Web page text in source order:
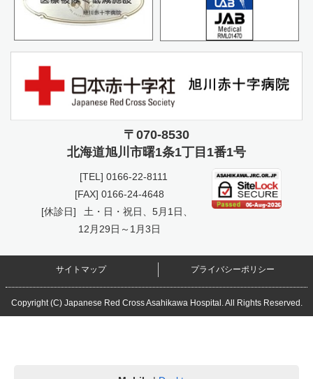
〒070-8530
北海道旭川市曙1条1丁目1番1号
[TEL] 0166-22-8111
[FAX] 0166-24-4648
[休診日]
土・日・祝日、5月1日、
12月29日～1月3日
サイトマップ プライバシーポリシー
Copyright (C) Japanese Red Cross Asahikawa Hospital. All Rights Reserved.